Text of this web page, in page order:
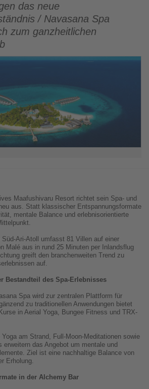
das neue
/ Navasana Spa
zum ganzheitlichen
Maafushivaru Resort richtet sein Spa- und
aus. Statt klassischer Entspannungsformate
mentale Balance und erlebnisorientierte
Süd-Ari-Atoll umfasst 81 Villen auf einer
Malé aus in rund 25 Minuten per Inlandsflug
greift den branchenweiten Trend zu
auf.
Bestandteil des Spa-Erlebnisses
Spa wird zur zentralen Plattform für
zu traditionellen Anwendungen bietet
in Aerial Yoga, Bungee Fitness und TRX-
am Strand, Full-Moon-Meditationen sowie
erweitern das Angebot um mentale und
Ziel ist eine nachhaltige Balance von
Erholung.
in der Alchemy Bar